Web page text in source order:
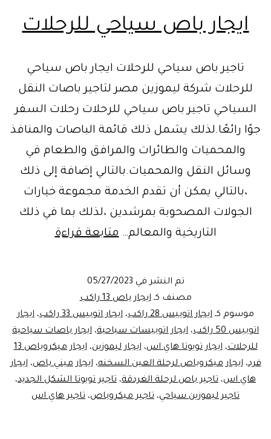
ايجار باص سياحي للرحلات
تاجير باص سياحي للرحلات ايجار باص سياحي
للرحلات شركة ليموزين مصر لتاجير باصات النقل
السياحي تاجير باص سياحي للرحلات رحلات السفر
جوًا رائعًا.لذلك يشمل ذلك قائمة الباصات والمنافذ
والمحميات والطائرات والمرافق والطعام في
وسائل النقل والمحميات.بالتالي إضافة إلى ذلك
،بالتالي يمكن أن تقدم الخدمة مجموعة خيارات
الجولات المصحوبة بمرشدين ،لذلك بما في ذلك
التاريخية والمعالم…متابعة قراءةايجار
تم النشر في 05/27/2023
مصنف كـايجار باص 13 راكب
موسوم كـ ايجار اتوبيس 28 راكب ، ايجار اتوبيس 33 راكب ، ايجار
اتوبيس 50 راكب
، ايجار اتوبيسات سياحية، ايجار باصات سياحية
للرحلات،ايجار تويوتا هاي اس،ايجار ليموزين،
ايجار ميكروباص 13
فرد،ايجار ميكروباص لرحلة العين السخنه،ايجار ميني باص،ايجار
هاي اس، تاجير باص لرحلة الغردقة، تاجير تويوتا الشكل الجديد،
تاجير ليموزين سياحي، تاجير ميكروباص، تاجير هاي اس